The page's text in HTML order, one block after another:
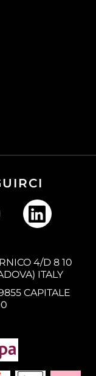
4/D 8 10
ITALY
CAPITALE